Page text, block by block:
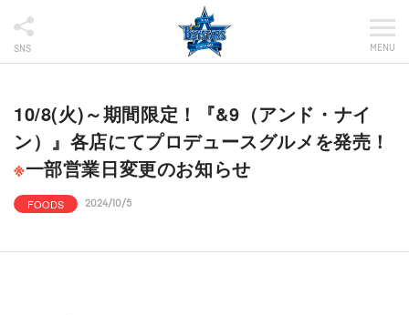
SNS MENU
10/8(火)～期間限定！『&9（アンド・ナイ
ン）』各店にてプロデュースグルメを発売！
※一部営業日変更のお知らせ
FOODS 2024/10/5